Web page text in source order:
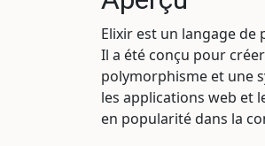
Elixir est un langage
Il a été conçu pour
polymorphisme et une
les applications web et
en popularité dans la